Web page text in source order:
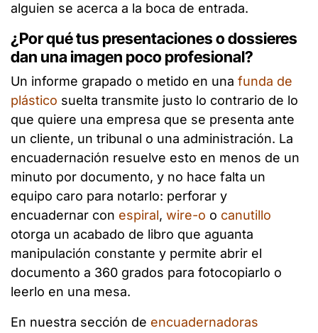
alguien se acerca a la boca de entrada.
¿Por qué tus presentaciones o dossieres
dan una imagen poco profesional?
Un informe grapado o metido en una funda de
plástico suelta transmite justo lo contrario de lo
que quiere una empresa que se presenta ante
un cliente, un tribunal o una administración. La
encuadernación resuelve esto en menos de un
minuto por documento, y no hace falta un
equipo caro para notarlo: perforar y
encuadernar con espiral, wire-o o canutillo
otorga un acabado de libro que aguanta
manipulación constante y permite abrir el
documento a 360 grados para fotocopiarlo o
leerlo en una mesa.
En nuestra sección de encuadernadoras